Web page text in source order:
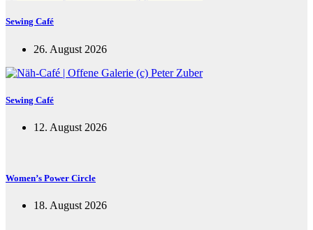
Sewing Café
26. August 2026
Sewing Café
12. August 2026
Women’s Power Circle
18. August 2026